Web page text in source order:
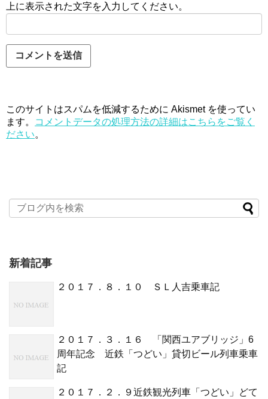
上に表示された文字を入力してください。
このサイトはスパムを低減するために Akismet を使ってい
ます。
コメントデータの処理方法の詳細はこちらをご覧く
ださい。
新着記事
２０１７．８．１０ ＳＬ人吉乗車記
２０１７．３．１６ 「関西ユアブリッジ」6
周年記念 近鉄「つどい」貸切ビール列車乗車
記
２０１７．２．９近鉄観光列車「つどい」どて